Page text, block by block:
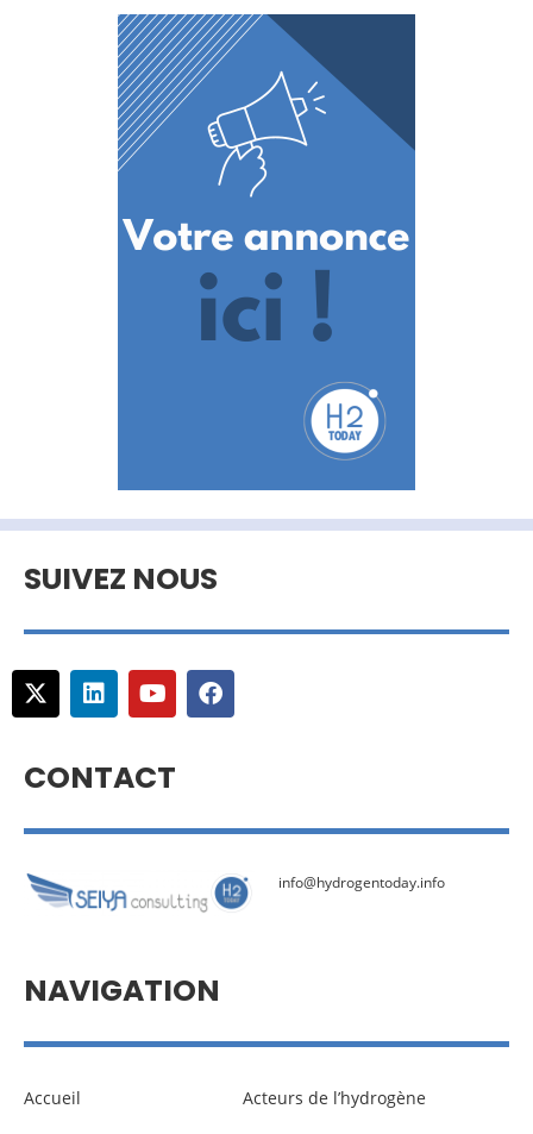
SUIVEZ NOUS
CONTACT
info@hydrogentoday.info
NAVIGATION
Accueil Acteurs de l’hydrogène